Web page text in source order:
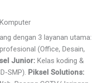
dengan 3 layanan utama:
(Office, Desain,
Junior: Kelas koding &
SMP). Piksel Solutions: